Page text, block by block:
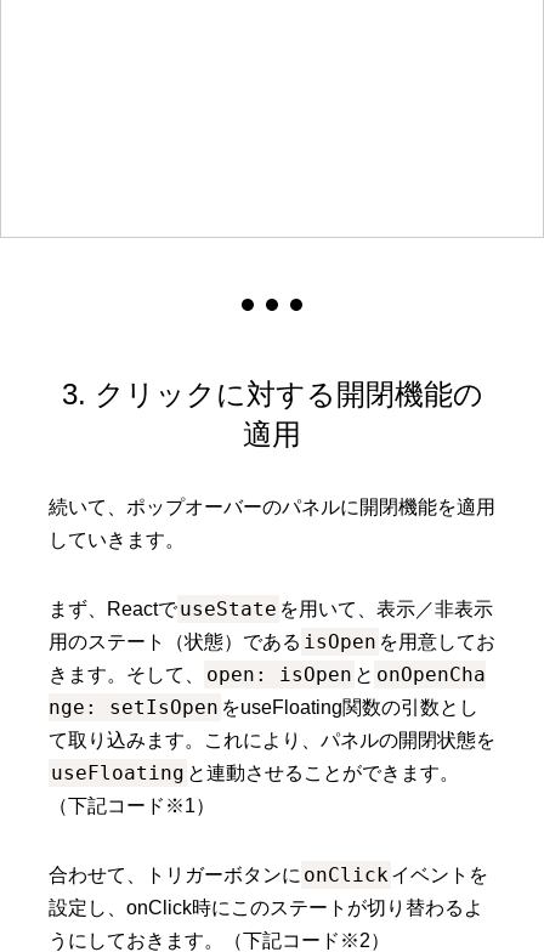
3. クリックに対する開閉機能の
適用
続いて、ポップオーバーのパネルに開閉機能を適用
していきます。
まず、ReactでuseState を用いて、表示／非表示
用のステート（状態）である isOpen を用意してお
きます。そして、
open: isOpen と onOpenCha
nge: setIsOpen をuseFloating関数の引数とし
て取り込みます。これにより、パネルの開閉状態を
useFloating と連動させることができます。
（下記コード※1）
合わせて、トリガーボタンに onClickイベントを
設定し、onClick時にこのステートが切り替わるよ
うにしておきます。（下記コード※2）